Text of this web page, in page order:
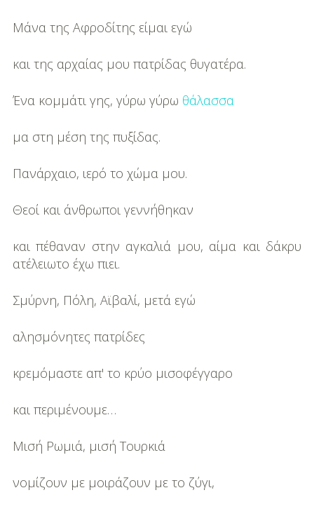
Μάνα της Αφροδίτης είμαι εγώ
και της αρχαίας μου πατρίδας θυγατέρα.
Ένα κομμάτι γης, γύρω γύρω θάλασσα
μα στη μέση της πυξίδας.
Πανάρχαιο, ιερό το χώμα μου.
Θεοί και άνθρωποι γεννήθηκαν
και πέθαναν στην αγκαλιά μου, αίμα και δάκρυ
ατέλειωτο έχω πιει.
Σμύρνη, Πόλη, Αϊβαλί, μετά εγώ
αλησμόνητες πατρίδες
κρεμόμαστε απ' το κρύο μισοφέγγαρο
και περιμένουμε…
Μισή Ρωμιά, μισή Τουρκιά
νομίζουν με μοιράζουν με το ζύγι,